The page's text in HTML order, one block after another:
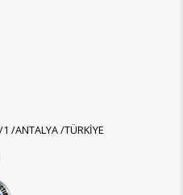
/ANTALYA /TÜRKİYE